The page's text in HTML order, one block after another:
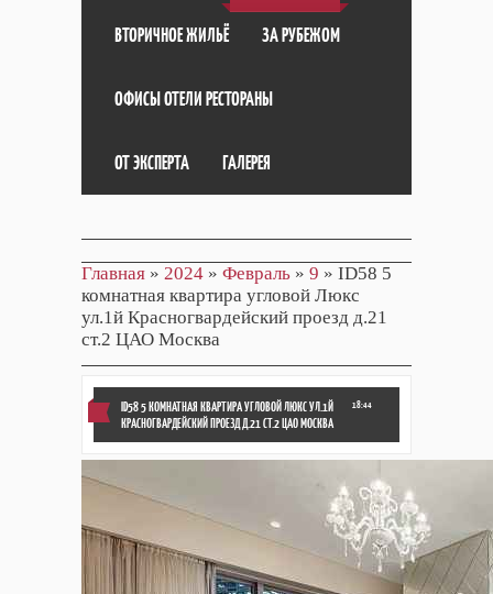
ВТОРИЧНОЕ ЖИЛЬЁ ЗА РУБЕЖОМ
ОФИСЫ ОТЕЛИ РЕСТОРАНЫ
ОТ ЭКСПЕРТА ГАЛЕРЕЯ
Главная » 2024 » Февраль » 9 » ID58 5
комнатная квартира угловой Люкс
ул.1й Красногвардейский проезд д.21
ст.2 ЦАО Москва
18:44
ID58 5 КОМНАТНАЯ КВАРТИРА УГЛОВОЙ ЛЮКС УЛ.1Й
КРАСНОГВАРДЕЙСКИЙ ПРОЕЗД Д.21 СТ.2 ЦАО МОСКВА